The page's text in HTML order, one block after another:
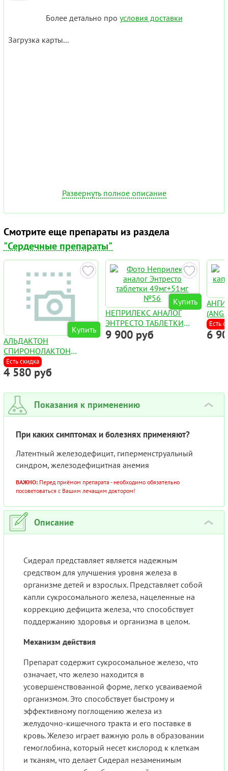
Более детально про условия доставки
Загрузка карты...
Развернуть полное описание
Смотрите еще препараты из раздела
"Сердечные препараты"
Купить
АЛЬДАКТОН
CПИРОНОЛАКТОН
КАПСУЛЫ 100МГ №50
Есть скидка
4 580 руб
Купить
НЕПРИЛЕКС АНАЛОГ
ЭНТРЕСТО ТАБЛЕТКИ
49МГ+51МГ №56
9 900 руб
Есть
6
Показания к применению ›
При каких симптомах и болезнях применяют?
Латентный железодефицит, гиперменструальный
синдром, железодефицитная анемия
ВАЖНО: Перед приёмом препарата - необходимо обязательно
посоветоваться с Вашим лечащим доктором!
Описание ›
Сидерал представляет является надежным
средством для улучшения уровня железа в
организме детей и взрослых. Представляет собой
капли сукросомального железа, нацеленные на
коррекцию дефицита железа, что способствует
поддержанию здоровья и организма в целом.
Механизм действия
Препарат содержит сукросомальное железо, что
означает, что железо находится в
усовершенствованной форме, легко усваиваемой
организмом. Это способствует быстрому и
эффективному поглощению железа из
желудочно-кишечного тракта и его поставке в
кровь. Железо играет важную роль в образовании
гемоглобина, который несет кислород к клеткам
и тканям, что делает Сидерал незаменимым